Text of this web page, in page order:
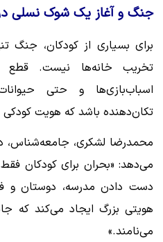
جنگ و آغاز یک شوک نسلی
برای بسیاری از کودکان، جنگ
تخریب خانه‌ها نیست. قطع
اسباب‌بازی‌ها و حتی
تکان‌دهنده باشد که هویت
محمدرضا لشکری، جامعه‌شناس،
می‌دهد: «بحران برای کودکان
دست دادن مدرسه، دوستان و
هویتی بزرگ ایجاد می‌کند که
می‌نامند.»